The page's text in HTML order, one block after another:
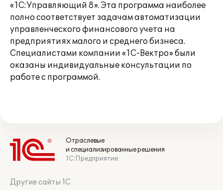
«1С:Управляющий 8». Эта программа наиболее
полно соответствует задачам автоматизации
управленческого финансового учета на
предприятиях малого и среднего бизнеса.
Специалистами компании «1С-Вектро» были
оказаны индивидуальные консультации по
работе с программой.
Отраслевые
и специализированные решения
1С:Предприятие
Другие сайты 1С